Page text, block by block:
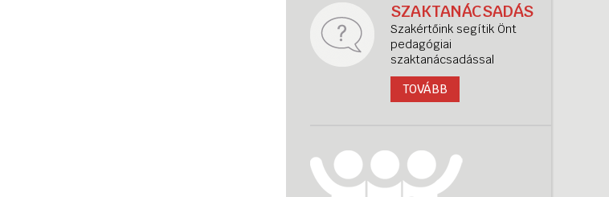
SZAKTANÁCSADÁS
Szakértőink segítik Önt
pedagógiai
szaktanácsadással
TOVÁBB